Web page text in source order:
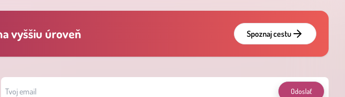
vyššiu úroveň Spoznaj cestu
Odoslať